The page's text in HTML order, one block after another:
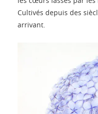
Cultivés depuis des
arrivant.